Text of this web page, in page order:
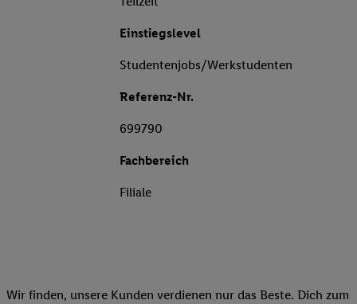
Einstiegslevel
Studentenjobs/Werkstudenten
Referenz-Nr.
699790
Fachbereich
Filiale
Wir finden, unsere Kunden verdienen nur das Beste. Dich zum